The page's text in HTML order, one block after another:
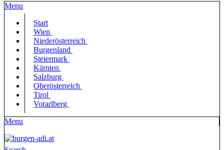
Menu
Start
Wien
Niederösterreich
Burgenland
Steiermark
Kärnten
Salzburg
Oberösterreich
Tirol
Vorarlberg
Menu